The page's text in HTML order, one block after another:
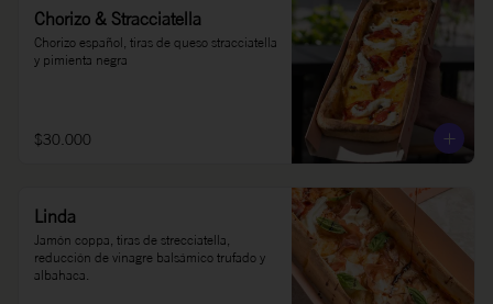
Chorizo & Stracciatella
Chorizo español, tiras de queso stracciatella
y pimienta negra
$30.000
Linda
Jamón coppa, tiras de strecciatella,
reducción de vinagre balsámico trufado y
albahaca.